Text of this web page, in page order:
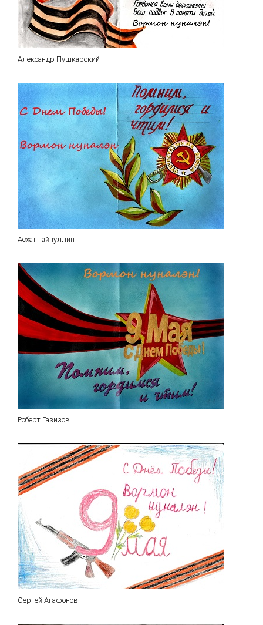
Александр Пушкарский
Асхат Гайнуллин
Роберт Газизов
Сергей Агафонов